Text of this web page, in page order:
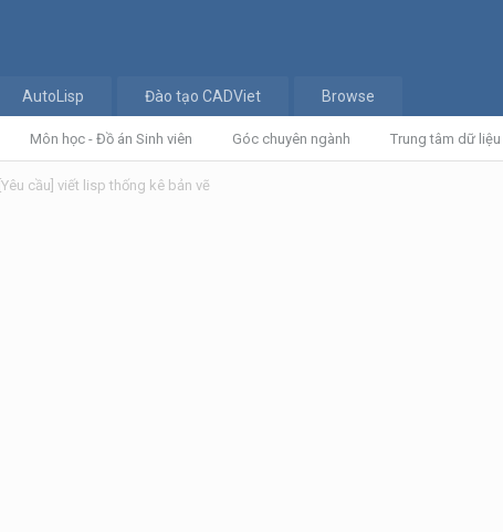
Môn học - Đồ án Sinh viên Góc chuyên ngành Trung tâm dữ liệu
AutoLisp Đào tạo CADViet Browse
[Yêu cầu] viết lisp thống kê bản vẽ